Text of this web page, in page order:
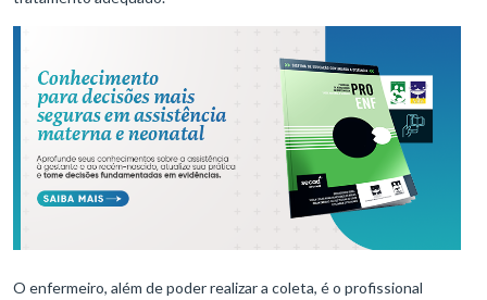
O enfermeiro, além de poder realizar a coleta, é o profissional